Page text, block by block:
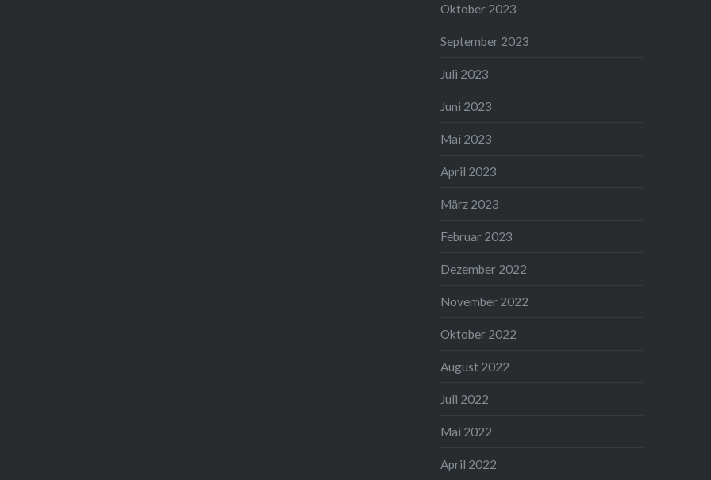
Oktober 2023
September 2023
Juli 2023
Juni 2023
Mai 2023
April 2023
März 2023
Februar 2023
Dezember 2022
November 2022
Oktober 2022
August 2022
Juli 2022
Mai 2022
April 2022